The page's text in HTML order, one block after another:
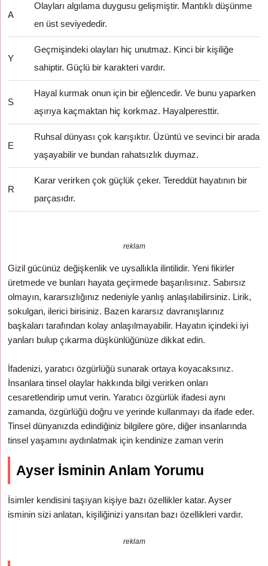
A
Olayları algılama duygusu gelişmiştir. Mantıklı düşünme
en üst seviyededir.
Y
Geçmişindeki olayları hiç unutmaz. Kinci bir kişiliğe
sahiptir. Güçlü bir karakteri vardır.
S
Hayal kurmak onun için bir eğlencedir. Ve bunu yaparken
aşırıya kaçmaktan hiç korkmaz. Hayalperesttir.
E
Ruhsal dünyası çok karışıktır. Üzüntü ve sevinci bir arada
yaşayabilir ve bundan rahatsızlık duymaz.
R
Karar verirken çok güçlük çeker. Tereddüt hayatının bir
parçasıdır.
reklam
Gizil gücünüz değişkenlik ve uysallıkla ilintilidir. Yeni fikirler
üretmede ve bunları hayata geçirmede başarılısınız. Sabırsız
olmayın, kararsızlığınız nedeniyle yanlış anlaşılabilirsiniz. Lirik,
sokulgan, ilerici birisiniz. Bazen kararsız davranışlarınız
başkaları tarafından kolay anlaşılmayabilir. Hayatın içindeki iyi
yanları bulup çıkarma düşkünlüğünüze dikkat edin.
İfadenizi, yaratıcı özgürlüğü sunarak ortaya koyacaksınız.
İnsanlara tinsel olaylar hakkında bilgi verirken onları
cesaretlendirip umut verin. Yaratıcı özgürlük ifadesi aynı
zamanda, özgürlüğü doğru ve yerinde kullanmayı da ifade eder.
Tinsel dünyanızda edindiğiniz bilgilere göre, diğer insanlarında
tinsel yaşamını aydınlatmak için kendinize zaman verin
Ayser İsminin Anlam Yorumu
İsimler kendisini taşıyan kişiye bazı özellikler katar. Ayser
isminin sizi anlatan, kişiliğinizi yansıtan bazı özellikleri vardır.
reklam